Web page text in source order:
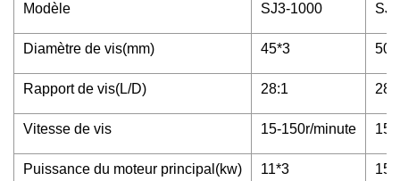
Modèle SJ3-1000
Diamètre de vis(mm) 45*3
Rapport de vis(L/D) 28:1
Vitesse de vis 15-150r/minute 15-
Puissance du moteur principal(kw) 11*3